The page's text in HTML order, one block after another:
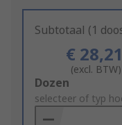
Subtotaal (1
€ 28,21
(excl. BTW)
Add
to
Basket
Dozen
selecteer of typ